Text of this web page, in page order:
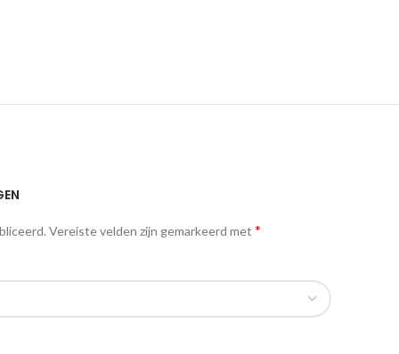
Vereiste velden zijn gemarkeerd met *